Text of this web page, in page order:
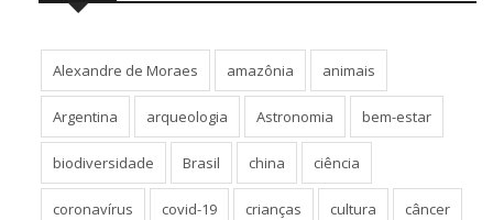
Alexandre de Moraes amazônia animais
Argentina arqueologia Astronomia bem-estar
biodiversidade Brasil china ciência
coronavírus covid-19 crianças cultura câncer